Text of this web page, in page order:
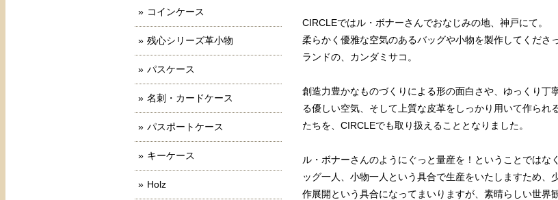
CIRCLEではル・ボナーさんでおなじみの地、神戸にて。
柔らかく優雅な空気のあるバッグや小物を製作してくださ
ランドの、カンダミサコ。
創造力豊かなものづくりによる形の面白さや、ゆっくり丁
る優しい空気、そして上質な皮革をしっかり用いて作られ
たちを、CIRCLEでも取り扱えることとなりました。
ル・ボナーさんのようにぐっと量産を！ということではな
ッグ一人、小物一人という具合で生産をいたしますため、
作展開という具合になってまいりますが、素晴らしい世界
コインケース
残心シリーズ革小物
パスケース
名刺・カードケース
パスポートケース
キーケース
Holz